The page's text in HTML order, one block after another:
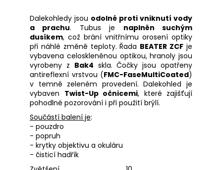
Dalekohledy jsou odolné proti vniknutí vody
a prachu. Tubus je naplněn suchým
dusíkem, což brání vnitřnímu orosení optiky
při náhlé změně teploty. Řada BEATER ZCF je
vybavena celoskleněnou optikou, hranoly jsou
vyrobeny z Bak4 skla. Čočky jsou opatřeny
antireflexní vrstvou (FMC-FaseMultiCoated)
v temně zeleném provedení. Dalekohled je
vybaven Twist-Up očnicemi, které zajišťují
pohodlné pozorování i při použití brýlí.
Součástí balení je:
- pouzdro
- popruh
- krytky objektivu a okuláru
- čisticí hadřík